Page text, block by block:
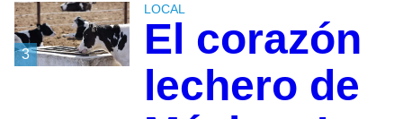
3
LOCAL
El corazón
lechero de